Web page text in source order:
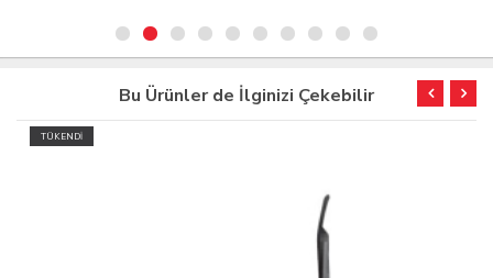
Bu Ürünler de İlginizi Çekebilir
TÜKENDİ